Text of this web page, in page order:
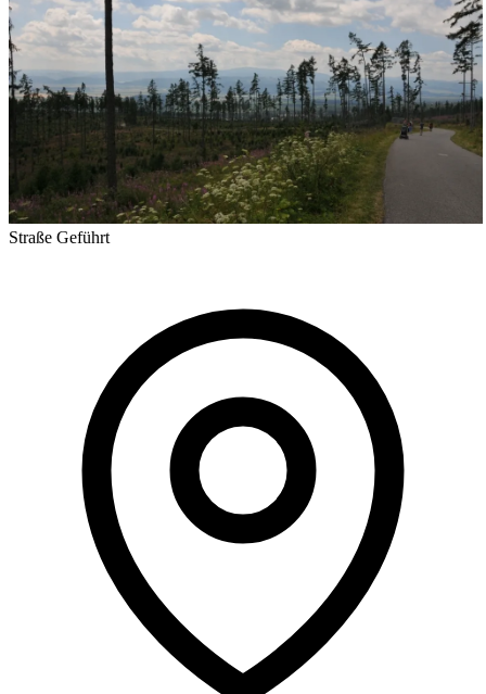
Straße Geführt